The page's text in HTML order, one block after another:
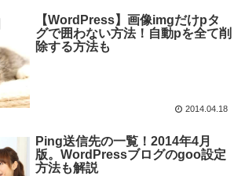
【WordPress】画像imgだけpタ
グで囲わない方法！自動pを全て削
除する方法も
2014.04.18
Ping送信先の一覧！2014年4月
版。WordPressブログのgoo設定
方法も解説